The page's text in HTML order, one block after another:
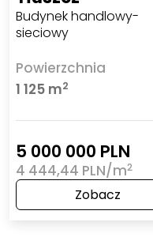
Budynek handlowy-
sieciowy
Powierzchnia
1 125 m2
5 000 000 PLN
4 444,44 PLN/m2
Zobacz